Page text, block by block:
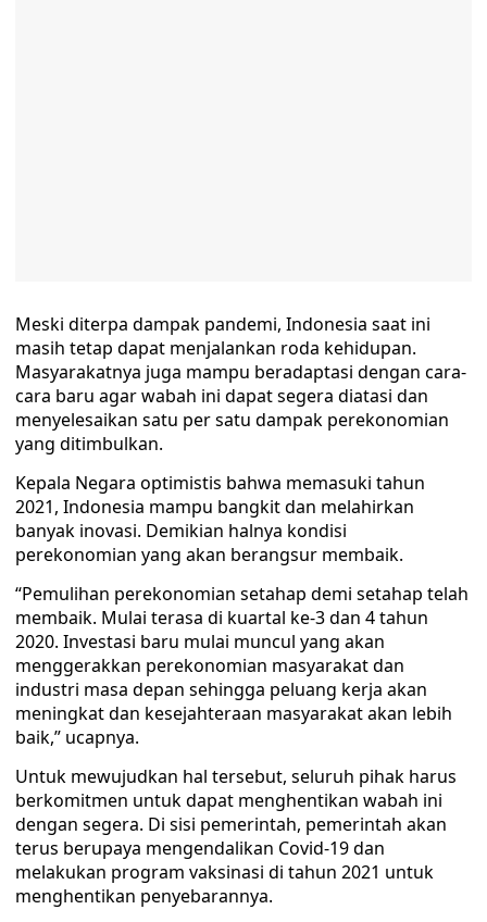
Meski diterpa dampak pandemi, Indonesia saat ini
masih tetap dapat menjalankan roda kehidupan.
Masyarakatnya juga mampu beradaptasi dengan cara-
cara baru agar wabah ini dapat segera diatasi dan
menyelesaikan satu per satu dampak perekonomian
yang ditimbulkan.
Kepala Negara optimistis bahwa memasuki tahun
2021, Indonesia mampu bangkit dan melahirkan
banyak inovasi. Demikian halnya kondisi
perekonomian yang akan berangsur membaik.
“Pemulihan perekonomian setahap demi setahap telah
membaik. Mulai terasa di kuartal ke-3 dan 4 tahun
2020. Investasi baru mulai muncul yang akan
menggerakkan perekonomian masyarakat dan
industri masa depan sehingga peluang kerja akan
meningkat dan kesejahteraan masyarakat akan lebih
baik,” ucapnya.
Untuk mewujudkan hal tersebut, seluruh pihak harus
berkomitmen untuk dapat menghentikan wabah ini
dengan segera. Di sisi pemerintah, pemerintah akan
terus berupaya mengendalikan Covid-19 dan
melakukan program vaksinasi di tahun 2021 untuk
menghentikan penyebarannya.